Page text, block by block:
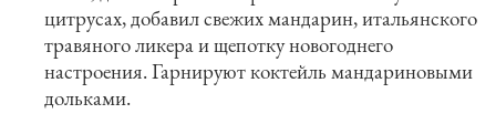
цитрусах, добавил свежих мандарин, итальянского
травяного ликера и щепотку новогоднего
настроения. Гарнируют коктейль мандариновыми
дольками.